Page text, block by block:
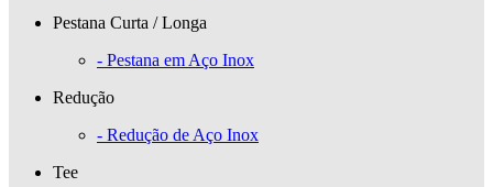
Pestana Curta / Longa
- Pestana em Aço Inox
Redução
- Redução de Aço Inox
Tee